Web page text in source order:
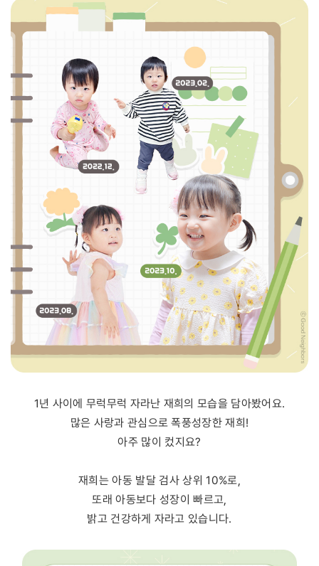
1년 사이에 무럭무럭 자라난 재희의 모습을 담아봤어요.
많은 사랑과 관심으로 폭풍성장한 재희!
아주 많이 컸지요?
재희는 아동 발달 검사 상위 10%로,
또래 아동보다 성장이 빠르고,
밝고 건강하게 자라고 있습니다.